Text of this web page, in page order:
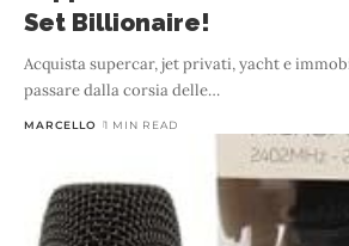
Set Billionaire!
Acquista supercar, jet privati, yacht e
passare dalla corsia delle…
MARCELLO 1 MIN READ